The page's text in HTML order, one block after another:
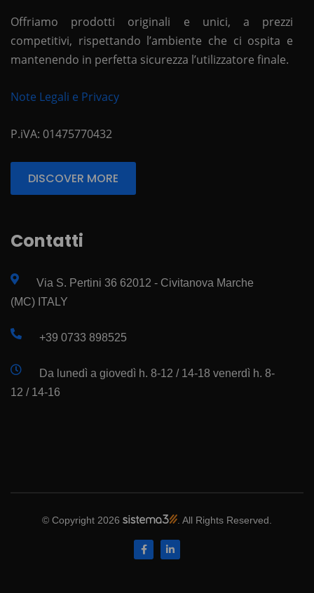
Offriamo prodotti originali e unici, a prezzi
competitivi, rispettando l’ambiente che ci ospita e
mantenendo in perfetta sicurezza l’utilizzatore finale.
Note Legali e Privacy
P.iVA: 01475770432
DISCOVER MORE
Contatti
Via S. Pertini 36 62012 - Civitanova Marche
(MC) ITALY
+39 0733 898525
Da lunedì a giovedì h. 8-12 / 14-18 venerdì h. 8-
12 / 14-16
© Copyright 2026 . All Rights Reserved.